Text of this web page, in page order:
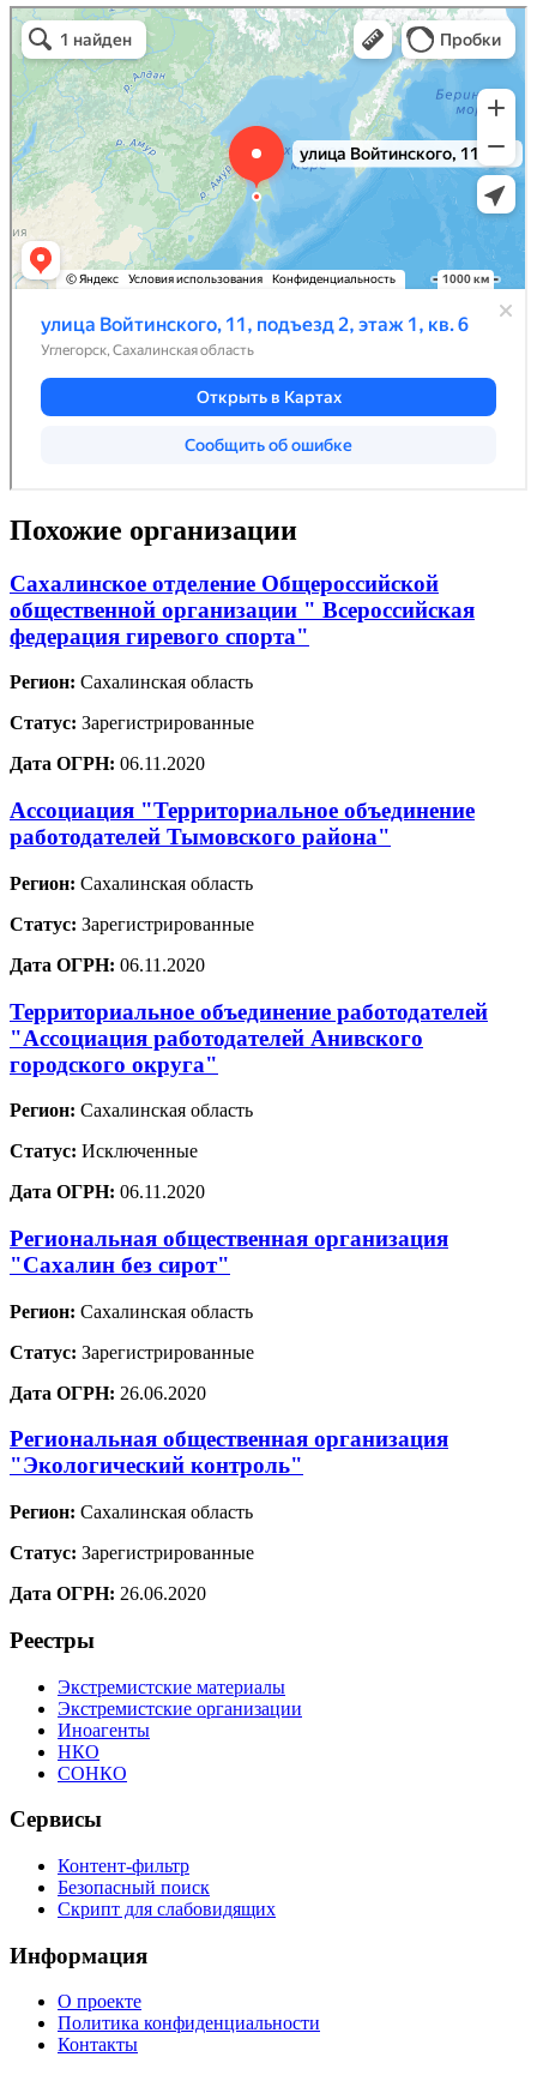
Похожие организации
Сахалинское отделение Общероссийской
общественной организации " Всероссийская
федерация гиревого спорта"
Регион: Сахалинская область
Статус: Зарегистрированные
Дата ОГРН: 06.11.2020
Ассоциация "Территориальное объединение
работодателей Тымовского района"
Регион: Сахалинская область
Статус: Зарегистрированные
Дата ОГРН: 06.11.2020
Территориальное объединение работодателей
"Ассоциация работодателей Анивского
городского округа"
Регион: Сахалинская область
Статус: Исключенные
Дата ОГРН: 06.11.2020
Региональная общественная организация
"Сахалин без сирот"
Регион: Сахалинская область
Статус: Зарегистрированные
Дата ОГРН: 26.06.2020
Региональная общественная организация
"Экологический контроль"
Регион: Сахалинская область
Статус: Зарегистрированные
Дата ОГРН: 26.06.2020
Реестры
Экстремистские материалы
Экстремистские организации
Иноагенты
НКО
СОНКО
Сервисы
Контент-фильтр
Безопасный поиск
Скрипт для слабовидящих
Информация
О проекте
Политика конфиденциальности
Контакты